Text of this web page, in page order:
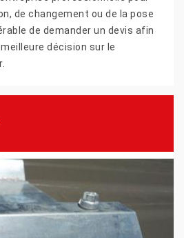
de changement ou de la pose
de demander un devis afin
décision sur le